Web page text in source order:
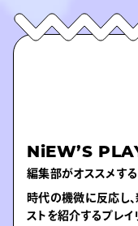
NiEW’S
編集部がオススメす
時代の機微に反応し
ストを紹介するプレイ